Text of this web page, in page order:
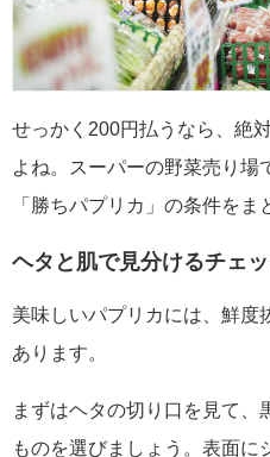
せっかく200円払うなら、絶
よね。スーパーの野菜売り場
「勝ちパプリカ」の条件をま
ヘタと肌で見分けるチェ
美味しいパプリカには、鮮度
あります。
まずはヘタの切り口を見て
ものを選びましょう。表面に